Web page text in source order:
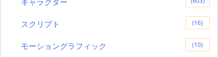
スクリプト (16)
モーショングラフィック (10)